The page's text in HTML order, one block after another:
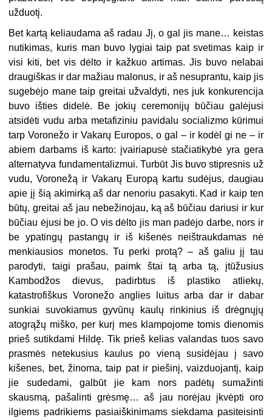
užduotį.
Bet kartą keliaudama aš radau Jį, o gal jis mane… keistas
nutikimas, kuris man buvo lygiai taip pat svetimas kaip ir
visi kiti, bet vis dėlto ir kažkuo artimas. Jis buvo nelabai
draugiškas ir dar mažiau malonus, ir aš nesuprantu, kaip jis
sugebėjo mane taip greitai užvaldyti, nes juk konkurencija
buvo išties didelė. Be jokių ceremonijų būčiau galėjusi
atsidėti vudu arba metafiziniu pavidalu socializmo kūrimui
tarp Voronežo ir Vakarų Europos, o gal – ir kodėl gi ne – ir
abiem darbams iš karto: įvairiapusė stačiatikybė yra gera
alternatyva fundamentalizmui. Turbūt Jis buvo stipresnis už
vudu, Voronežą ir Vakarų Europą kartu sudėjus, daugiau
apie jį šią akimirką aš dar nenoriu pasakyti. Kad ir kaip ten
būtų, greitai aš jau nebežinojau, ką aš būčiau dariusi ir kur
būčiau ėjusi be jo. O vis dėlto jis man padėjo darbe, nors ir
be ypatingų pastangų ir iš kišenės neištraukdamas nė
menkiausios monetos. Tu perki protą? – aš galiu jį tau
parodyti, taigi prašau, paimk štai tą arba tą, įtūžusius
Kambodžos dievus, padirbtus iš plastiko atliekų,
katastrofiškus Voronežo anglies luitus arba dar ir dabar
sunkiai suvokiamus gyvūnų kaulų rinkinius iš drėgnųjų
atogrąžų miško, per kurį mes klampojome tomis dienomis
prieš sutikdami Hildę. Tik prieš kelias valandas tuos savo
prasmės netekusius kaulus po vieną susidėjau į savo
kišenes, bet, žinoma, taip pat ir piešinį, vaizduojantį, kaip
jie sudedami, galbūt jie kam nors padėtų sumažinti
skausmą, pašalinti grėsmę… aš jau norėjau įkvėpti oro
ilgiems padrikiems pasiaiškinimams siekdama pasiteisinti